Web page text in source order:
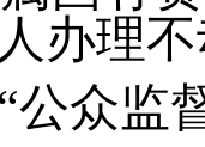
办理
公众监